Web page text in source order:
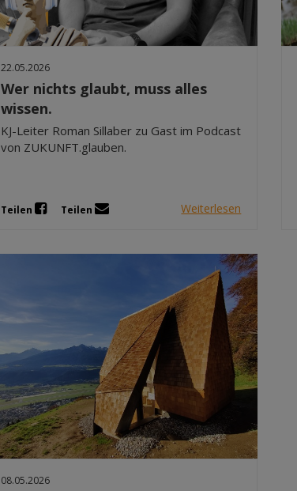
22.05.2026
Wer nichts glaubt, muss alles
wissen.
KJ-Leiter Roman Sillaber zu Gast im Podcast
von ZUKUNFT.glauben.
Teilen Teilen Weiterlesen
08.05.2026